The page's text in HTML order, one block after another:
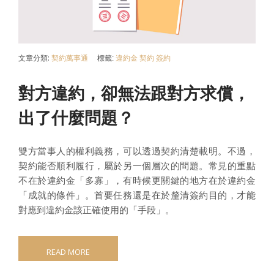
文章分類: 契約萬事通 標籤: 違約金 契約 簽約
對方違約，卻無法跟對方求償，
出了什麼問題？
雙方當事人的權利義務，可以透過契約清楚載明。不過，
契約能否順利履行，屬於另一個層次的問題。常見的重點
不在於違約金「多寡」，有時候更關鍵的地方在於違約金
「成就的條件」。首要任務還是在於釐清簽約目的，才能
對應到違約金該正確使用的「手段」。
READ MORE